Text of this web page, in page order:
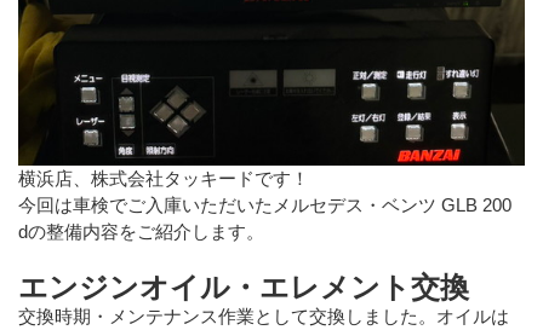
横浜店、株式会社タッキードです！
今回は車検でご入庫いただいたメルセデス・ベンツ GLB 200
dの整備内容をご紹介します。
エンジンオイル・エレメント交換
交換時期・メンテナンス作業として交換しました。オイルは